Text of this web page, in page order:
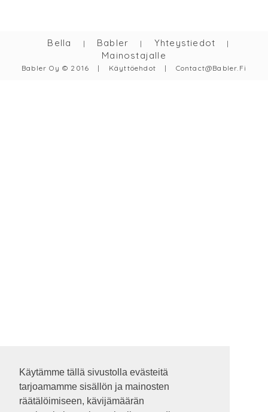
Käytämme tällä sivustolla evästeitä
tarjoamamme sisällön ja mainosten
räätälöimiseen, kävijämäärän
Käytämme tällä sivustolla evästeitä
tarjoamamme sisällön ja mainosten
räätälöimiseen, kävijämäärän
Bella | Babler | Yhteystiedot |
Mainostajalle
Babler Oy © 2016 | Käyttöehdot | Contact@babler.fi